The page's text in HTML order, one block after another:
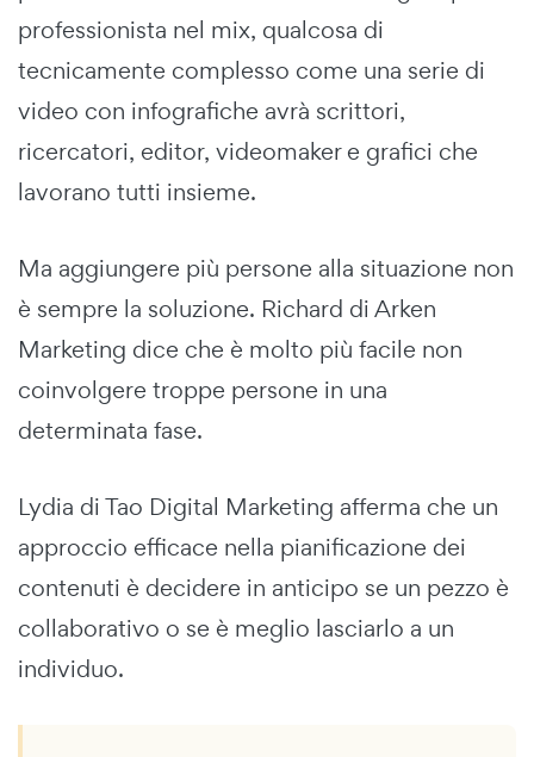
professionista nel mix, qualcosa di
tecnicamente complesso come una serie di
video con infografiche avrà scrittori,
ricercatori, editor, videomaker e grafici che
lavorano tutti insieme.
Ma aggiungere più persone alla situazione non
è sempre la soluzione. Richard di Arken
Marketing dice che è molto più facile non
coinvolgere troppe persone in una
determinata fase.
Lydia di Tao Digital Marketing afferma che un
approccio efficace nella pianificazione dei
contenuti è decidere in anticipo se un pezzo è
collaborativo o se è meglio lasciarlo a un
individuo.